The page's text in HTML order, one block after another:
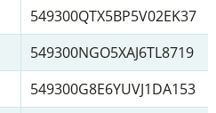
549300QTX5BP5V02EK37
549300NGO5XAJ6TL8719
549300G8E6YUVJ1DA153